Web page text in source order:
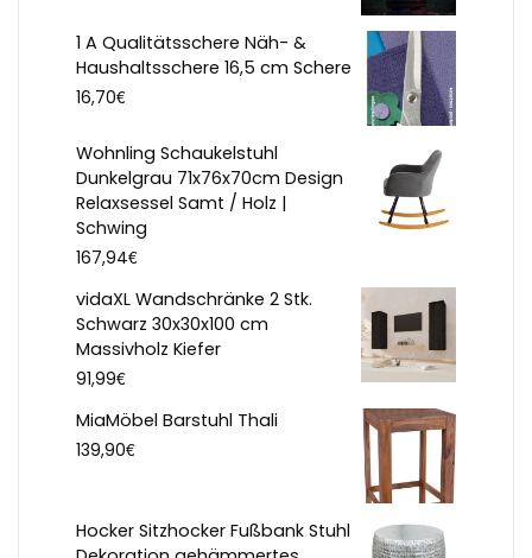
1 A Qualitätsschere Näh- &
Haushaltsschere 16,5 cm Schere
16,70€
Wohnling Schaukelstuhl
Dunkelgrau 71x76x70cm Design
Relaxsessel Samt / Holz |
Schwing
167,94€
vidaXL Wandschränke 2 Stk.
Schwarz 30x30x100 cm
Massivholz Kiefer
91,99€
MiaMöbel Barstuhl Thali
139,90€
Hocker Sitzhocker Fußbank Stuhl